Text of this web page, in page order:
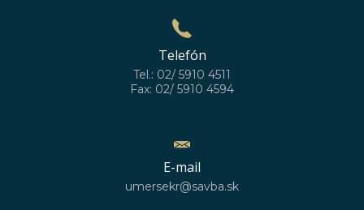
Telefón
Tel.: 02/ 5910 4511
Fax: 02/ 5910 4594
E-mail
umersekr@savba.sk